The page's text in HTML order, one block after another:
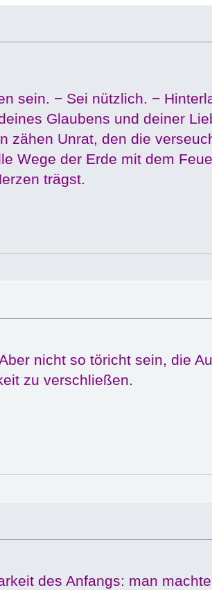
sein. − Sei nützlich. −
Glaubens und deiner
zähen Unrat, den die
Wege der Erde mit dem
trägst.
nicht so töricht sein, die
zu verschließen.
des Anfangs: man